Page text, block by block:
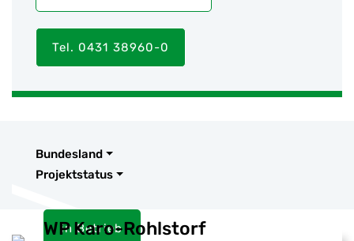
Tel. 0431 38960-0
Bundesland
Projektstatus
in Betrieb
WP Karo-Rohlstorf